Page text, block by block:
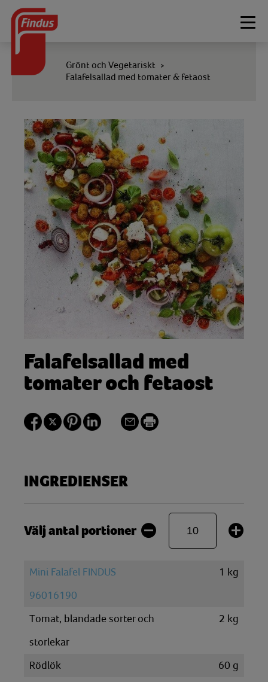
Grönt och Vegetariskt >
Falafelsallad med tomater & fetaost
Falafelsallad med
tomater och fetaost
INGREDIENSER
Välj antal portioner
Mini Falafel FINDUS
96016190
1 kg
Tomat, blandade sorter och
storlekar
2 kg
Rödlök 60 g